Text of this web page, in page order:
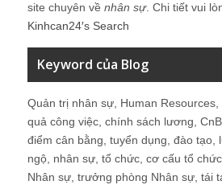
site chuyên về nhân sự. Chi tiết vui
Kinhcan24′s Search
Keyword của Blog
Quản trị nhân sự, Human
quả công việc, chính sách lương,
điểm cân bằng, tuyển dụng, đào tạo,
ngộ, nhân sự, tổ chức, cơ cấu tổ
Nhân sự, trưởng phòng Nhân sự, tái